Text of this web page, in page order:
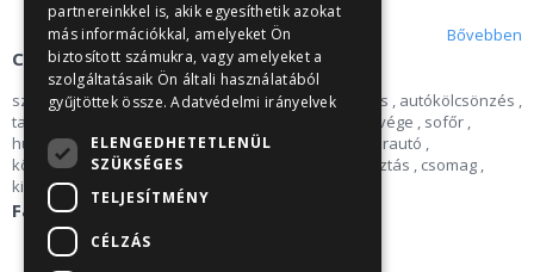
Bővebben
Címkék
szállítás,Autóbérlés,Sziget,Opel ,áfa,autóbérlés , autókölcsönzés ,
tartós bérlet
hosszú hétvége , sofőr ,
húsvét,csapatépítés,Pünkösd,autó bérautó ,
középkategóriás,Balaton választás , csomag ,
kirándulás
Budaörs karácsony
Facebook
partnereinkkel is, akik egyesíthetik azokat
más információkkal, amelyeket Ön
biztosított számukra, vagy amelyeket a
szolgáltatásaik Ön általi használatából
gyűjtöttek össze.Adatvédelmi irányelvek
ELENGEDHETETLENÜL
SZÜKSÉGES
TELJESÍTMÉNY
CÉLZÁS